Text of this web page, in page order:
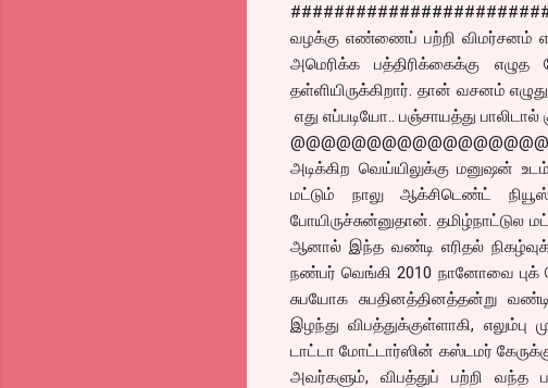
வழக்கு எண்ணைப் பற்றி விமர்சனம்
அமெரிக்க பத்திரிக்கைக்கு
தள்ளியிருக்கிறார். தான் வசனம்
எது எப்படியோ.. பஞ்சாயத்து பாலிடால்
அடிக்கிற வெய்யிலுக்கு மனுஷன்
மட்டும் நாலு ஆக்சிடெண்ட்
போயிருச்சுன்னுதான். தமிழ்நாட்டுல
ஆனால் இந்த வண்டி எரிதல்
நண்பர் வெங்கி 2010 நானோவை புக்
சுபயோக சுபதினத்தினத்தன்று
இழந்து விபத்துக்குள்ளாகி, எலும்பு
டாட்டா மோட்டார்ஸின் கஸ்டமர்
அவர்களும், விபத்துப் பற்றி வந்த